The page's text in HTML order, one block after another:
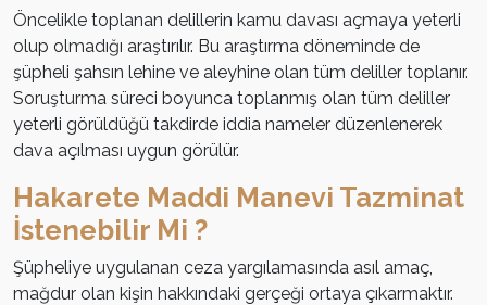
Öncelikle toplanan delillerin kamu davası açmaya yeterli
olup olmadığı araştırılır. Bu araştırma döneminde de
şüpheli şahsın lehine ve aleyhine olan tüm deliller toplanır.
Soruşturma süreci boyunca toplanmış olan tüm deliller
yeterli görüldüğü takdirde iddia nameler düzenlenerek
dava açılması uygun görülür.
Hakarete Maddi Manevi Tazminat
İstenebilir Mi ?
Şüpheliye uygulanan ceza yargılamasında asıl amaç,
mağdur olan kişin hakkındaki gerçeği ortaya çıkarmaktır.